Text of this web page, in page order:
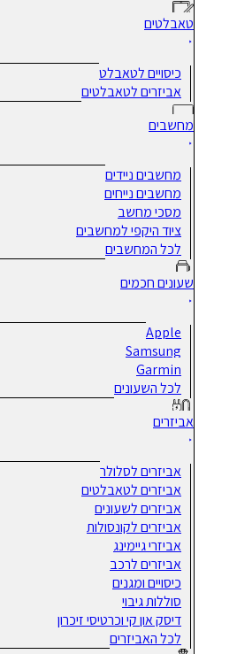
טאבלטים
כיסויים לטאבלט
אביזרים לטאבלטים
מחשבים
מחשבים ניידים
מחשבים נייחים
מסכי מחשב
ציוד היקפי למחשבים
לכל המחשבים
שעונים חכמים
Apple
Samsung
Garmin
לכל השעונים
אביזרים
אביזרים לסלולר
אביזרים לטאבלטים
אביזרים לשעונים
אביזרים לקונסולות
אביזרי גיימינג
אביזרים לרכב
כיסויים ומגנים
סוללות גיבוי
דיסק און קי וכרטיסי זיכרון
לכל האביזרים